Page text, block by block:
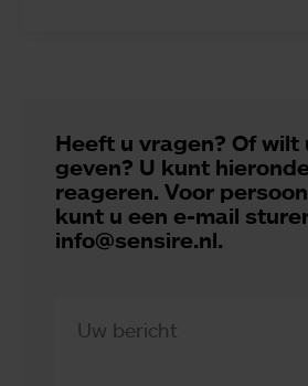
Heeft u vragen? Of wilt
geven? U kunt
reageren. Voor
kunt u een e-mail
info@sensire.nl.
Uw bericht